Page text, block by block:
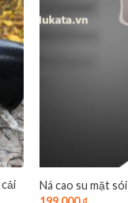
Ná cao su mặt sói